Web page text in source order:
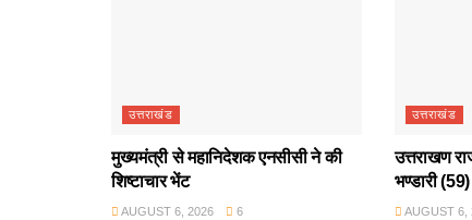
उत्तराखंड
मुख्यमंत्री से महानिदेशक एनसीसी ने की
शिष्टाचार भेंट
AUGUST 6, 2026 6
उत्तराखंड
उत्तराखण
भण्डारी
AUGUST 6,